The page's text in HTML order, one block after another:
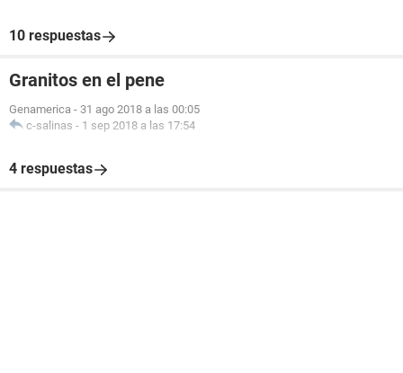
10 respuestas
Granitos en el pene
Genamerica - 31 ago 2018 a las 00:05
c-salinas - 1 sep 2018 a las 17:54
4 respuestas